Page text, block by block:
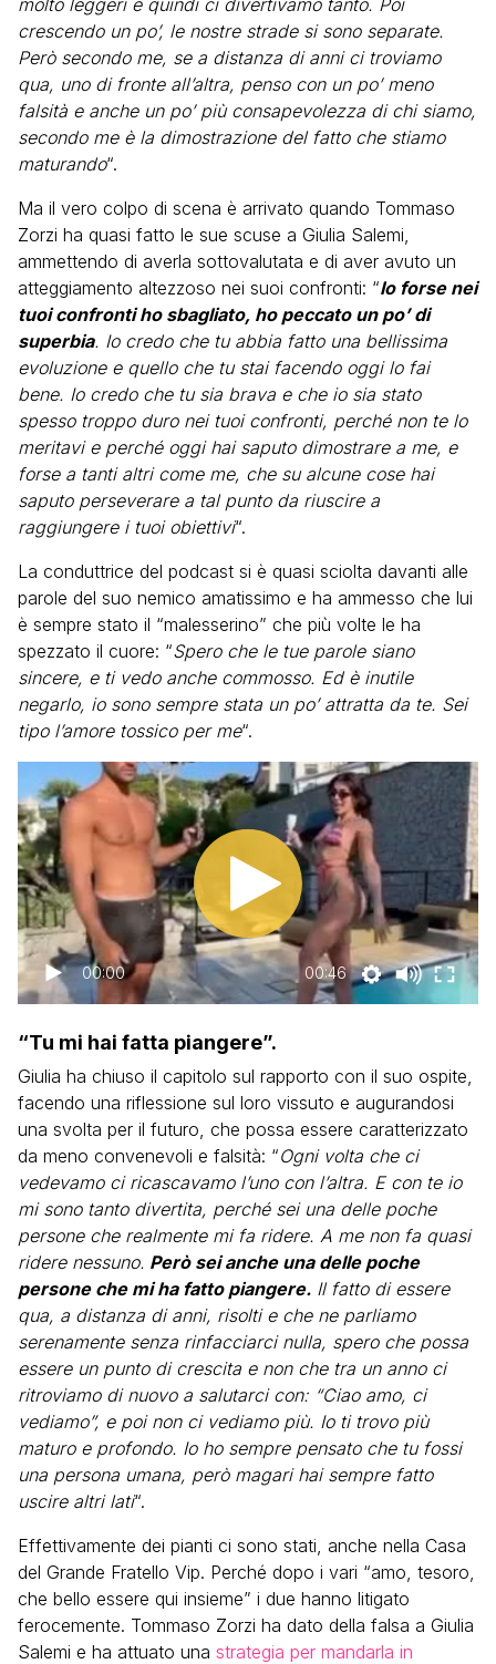
molto leggeri e quindi ci divertivamo tanto. Poi
crescendo un po’, le nostre strade si sono separate.
Però secondo me, se a distanza di anni ci troviamo
qua, uno di fronte all’altra, penso con un po’ meno
falsità e anche un po’ più consapevolezza di chi siamo,
secondo me è la dimostrazione del fatto che stiamo
maturando“.
Ma il vero colpo di scena è arrivato quando Tommaso
Zorzi ha quasi fatto le sue scuse a Giulia Salemi,
ammettendo di averla sottovalutata e di aver avuto un
atteggiamento altezzoso nei suoi confronti: “Io forse nei
tuoi confronti ho sbagliato, ho peccato un po’ di
superbia. Io credo che tu abbia fatto una bellissima
evoluzione e quello che tu stai facendo oggi lo fai
bene. Io credo che tu sia brava e che io sia stato
spesso troppo duro nei tuoi confronti, perché non te lo
meritavi e perché oggi hai saputo dimostrare a me, e
forse a tanti altri come me, che su alcune cose hai
saputo perseverare a tal punto da riuscire a
raggiungere i tuoi obiettivi“.
La conduttrice del podcast si è quasi sciolta davanti alle
parole del suo nemico amatissimo e ha ammesso che lui
è sempre stato il “malesserino” che più volte le ha
spezzato il cuore: “Spero che le tue parole siano
sincere, e ti vedo anche commosso. Ed è inutile
negarlo, io sono sempre stata un po’ attratta da te. Sei
tipo l’amore tossico per me“.
00:00 00:46
“Tu mi hai fatta piangere”.
Giulia ha chiuso il capitolo sul rapporto con il suo ospite,
facendo una riflessione sul loro vissuto e augurandosi
una svolta per il futuro, che possa essere caratterizzato
da meno convenevoli e falsità: “Ogni volta che ci
vedevamo ci ricascavamo l’uno con l’altra. E con te io
mi sono tanto divertita, perché sei una delle poche
persone che realmente mi fa ridere. A me non fa quasi
ridere nessuno. Però sei anche una delle poche
persone che mi ha fatto piangere. Il fatto di essere
qua, a distanza di anni, risolti e che ne parliamo
serenamente senza rinfacciarci nulla, spero che possa
essere un punto di crescita e non che tra un anno ci
ritroviamo di nuovo a salutarci con: “Ciao amo, ci
vediamo”, e poi non ci vediamo più. Io ti trovo più
maturo e profondo. Io ho sempre pensato che tu fossi
una persona umana, però magari hai sempre fatto
uscire altri lati“.
Effettivamente dei pianti ci sono stati, anche nella Casa
del Grande Fratello Vip. Perché dopo i vari “amo, tesoro,
che bello essere qui insieme” i due hanno litigato
ferocemente. Tommaso Zorzi ha dato della falsa a Giulia
Salemi e ha attuato una strategia per mandarla in